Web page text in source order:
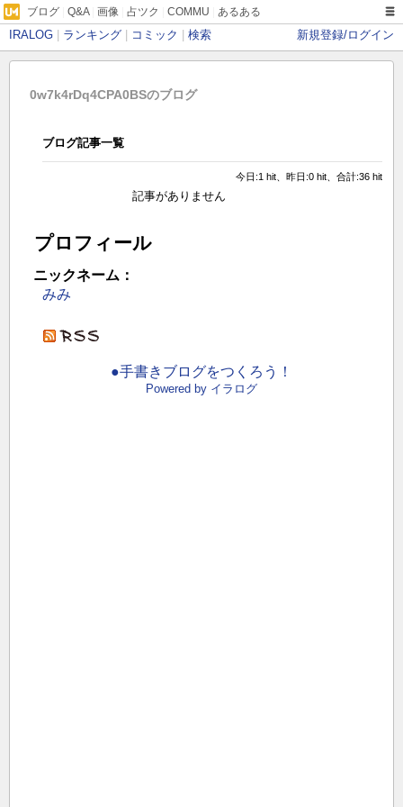
ブログ Q&A| 画像 占ツク COMMU あるある
IRALOG ランキング コミック 検索 新規登録/ログイン
0w7k4rDq4CPA0BSのブログ
ブログ記事一覧
今日:1 hit、昨日:0 hit、合計:36 hit
記事がありません
プロフィール
ニックネーム：
みみ
●手書きブログをつくろう！
Powered by イラログ